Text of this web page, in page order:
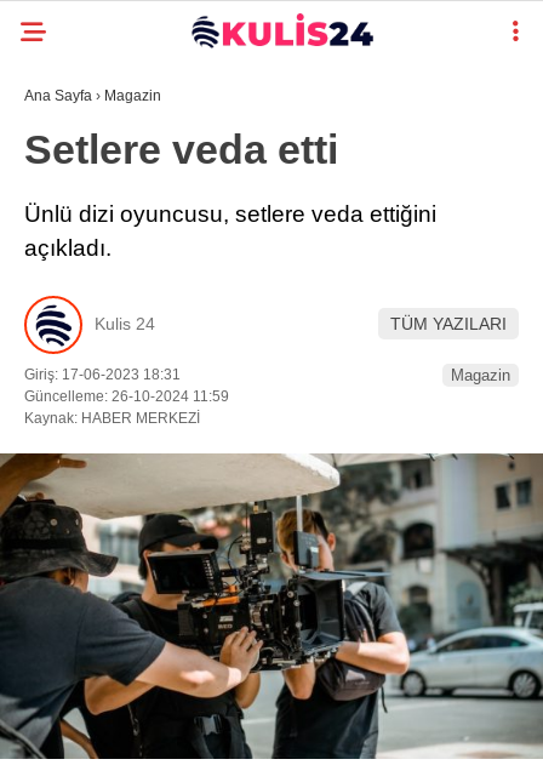
Ana Sayfa › Magazin
Setlere veda etti
Ünlü dizi oyuncusu, setlere veda ettiğini
açıkladı.
Kulis 24 TÜM YAZILARI
Giriş: 17-06-2023 18:31
Güncelleme: 26-10-2024 11:59
Kaynak: HABER MERKEZİ
Magazin